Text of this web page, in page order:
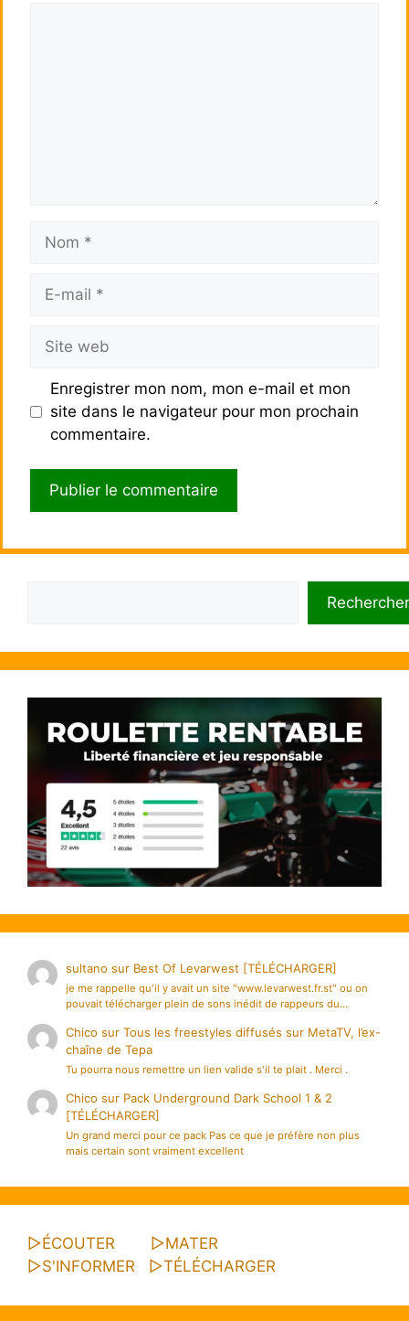
mail
web
Enregistrer mon nom, mon e-mail et mon
site dans le navigateur pour mon prochain
commentaire.
Rechercher
sultano sur Best Of Levarwest [TÉLÉCHARGER]
je me rappelle qu'il y avait un site "www.levarwest.fr.st" ou on
pouvait télécharger plein de sons inédit de rappeurs du…
Chico surTous les freestyles diffusés sur MetaTV, l’ex-
chaîne de Tepa
Tu pourra nous remettre un lien valide s'il te plait . Merci .
Chico sur Pack Underground Dark School 1 & 2
[TÉLÉCHARGER]
Un grand merci pour ce pack Pas ce que je préfère non plus
mais certain sont vraiment excellent
▷ÉCOUTER ▷MATER
▷S'INFORMER ▷TÉLÉCHARGER